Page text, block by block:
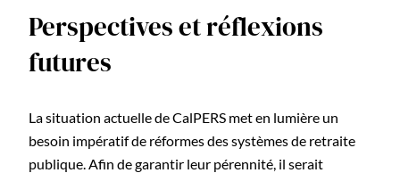
Perspectives et réflexions
futures
La situation actuelle de CalPERS met en lumière un
besoin impératif de réformes des systèmes de retraite
publique. Afin de garantir leur pérennité, il serait